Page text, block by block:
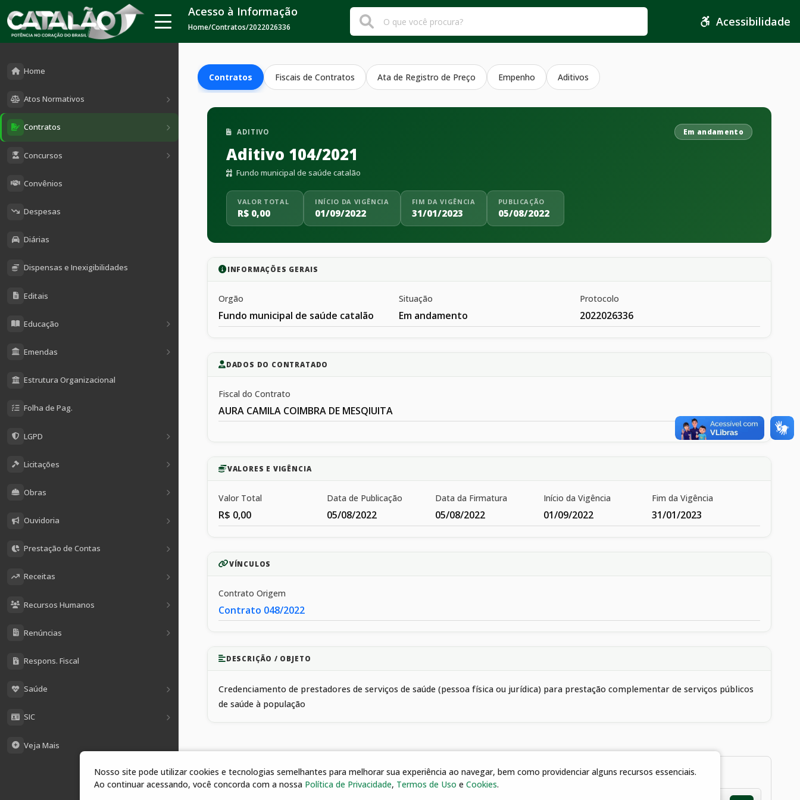
Home
Atos Normativos
Contratos
Concursos
Convênios
Despesas
Diárias
Dispensas e Inexigibilidades
Editais
Educação
Emendas
Estrutura Organizacional
Folha de Pag.
LGPD
Licitações
Obras
Ouvidoria
Prestação de Contas
Receitas
Recursos Humanos
Renúncias
Respons. Fiscal
Saúde
SIC
Veja Mais
Acesso à Informação
Home/Contratos/2022026336 Acessibilidade
Contratos Fiscais de Contratos Ata de Registro de Preço Empenho Aditivos
ADITIVO Em andamento
Aditivo 104/2021
Fundo municipal de saúde catalão
VALOR TOTAL
R$ 0,00
INÍCIO DA VIGÊNCIA
01/09/2022
FIM DA VIGÊNCIA
31/01/2023
PUBLICAÇÃO
05/08/2022
INFORMAÇÕES GERAIS
Orgão
Fundo municipal de saúde catalão
Situação
Em andamento
Protocolo
2022026336
DADOS DO CONTRATADO
Fiscal do Contrato
AURA CAMILA COIMBRA DE MESQIUITA
VALORES E VIGÊNCIA
Valor Total
R$ 0,00
Data de Publicação
05/08/2022
Data da Firmatura
05/08/2022
Início da Vigência
01/09/2022
Fim da Vigência
31/01/2023
VÍNCULOS
Contrato Origem
Contrato 048/2022
DESCRIÇÃO / OBJETO
Credenciamento de prestadores de serviços de saúde (pessoa física ou jurídica) para prestação complementar de serviços públicos
de saúde à população
1 arquivos
Nosso site pode utilizar cookies e tecnologias semelhantes para melhorar sua experiência ao navegar, bem como providenciar alguns recursos essenciais.
Ao continuar acessando, você concorda com a nossa Política de Privacidade, Termos de Uso eCookies.